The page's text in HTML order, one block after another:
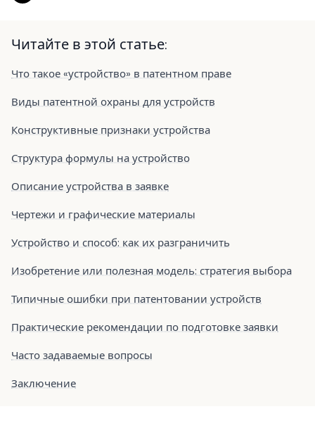
Читайте в этой статье:
Что такое «устройство» в патентном праве
Виды патентной охраны для устройств
Конструктивные признаки устройства
Структура формулы на устройство
Описание устройства в заявке
Чертежи и графические материалы
Устройство и способ: как их разграничить
Изобретение или полезная модель: стратегия выбора
Типичные ошибки при патентовании устройств
Практические рекомендации по подготовке заявки
Часто задаваемые вопросы
Заключение